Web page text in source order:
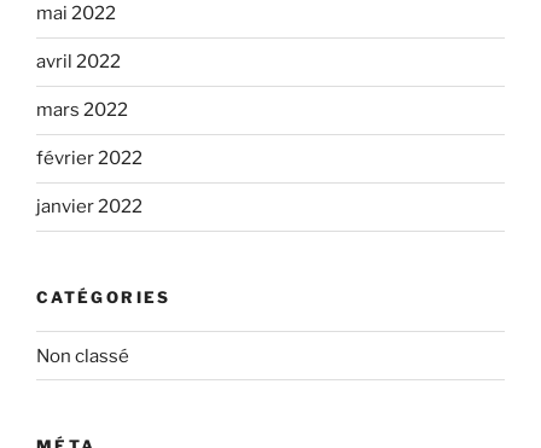
mai 2022
avril 2022
mars 2022
février 2022
janvier 2022
CATÉGORIES
Non classé